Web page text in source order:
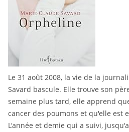
Le 31 août 2008, la vie de la
Savard bascule. Elle trouve son
semaine plus tard, elle apprend
cancer des poumons et qu'elle est
L'année et demie qui a suivi,